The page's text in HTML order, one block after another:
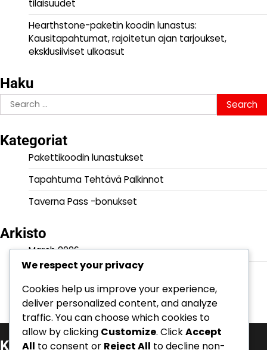
tilaisuudet
Hearthstone-paketin koodin lunastus:
Kausitapahtumat, rajoitetun ajan tarjoukset,
eksklusiiviset ulkoasut
Haku
Search
for:
Kategoriat
Pakettikoodin lunastukset
Tapahtuma Tehtävä Palkinnot
Taverna Pass -bonukset
Arkisto
March 2026
February 2026
Kategoriat
We respect your privacy
Cookies help us improve your experience,
deliver personalized content, and analyze
traffic. You can choose which cookies to
allow by clicking Customize. ClickAccept
All to consent or Reject All to decline non-